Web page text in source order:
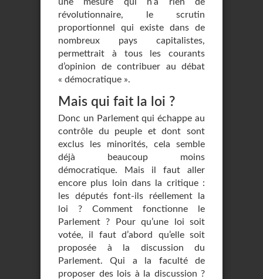
révolutionnaire, le scrutin
proportionnel qui existe dans de
nombreux pays capitalistes,
permettrait à tous les courants
d’opinion de contribuer au débat
« démocratique ».
Mais qui fait la loi ?
Donc un Parlement qui échappe au
contrôle du peuple et dont sont
exclus les minorités, cela semble
déjà beaucoup moins
démocratique. Mais il faut aller
encore plus loin dans la critique :
les députés font-ils réellement la
loi ? Comment fonctionne le
Parlement ? Pour qu’une loi soit
votée, il faut d’abord qu’elle soit
proposée à la discussion du
Parlement. Qui a la faculté de
proposer des lois à la discussion ?